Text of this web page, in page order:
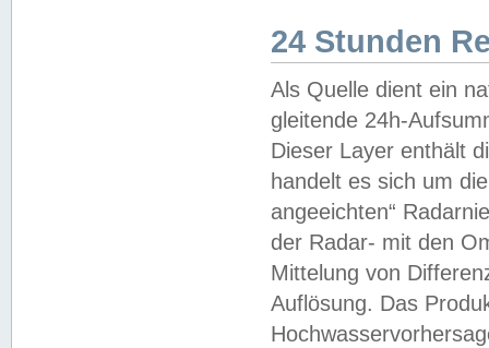
24 Stunden
Als Quelle dient ein
gleitende 24h-
Dieser Layer enthält
handelt es sich um
angeeichten“
der Radar- mit den
Mittelung von
Auflösung. Das